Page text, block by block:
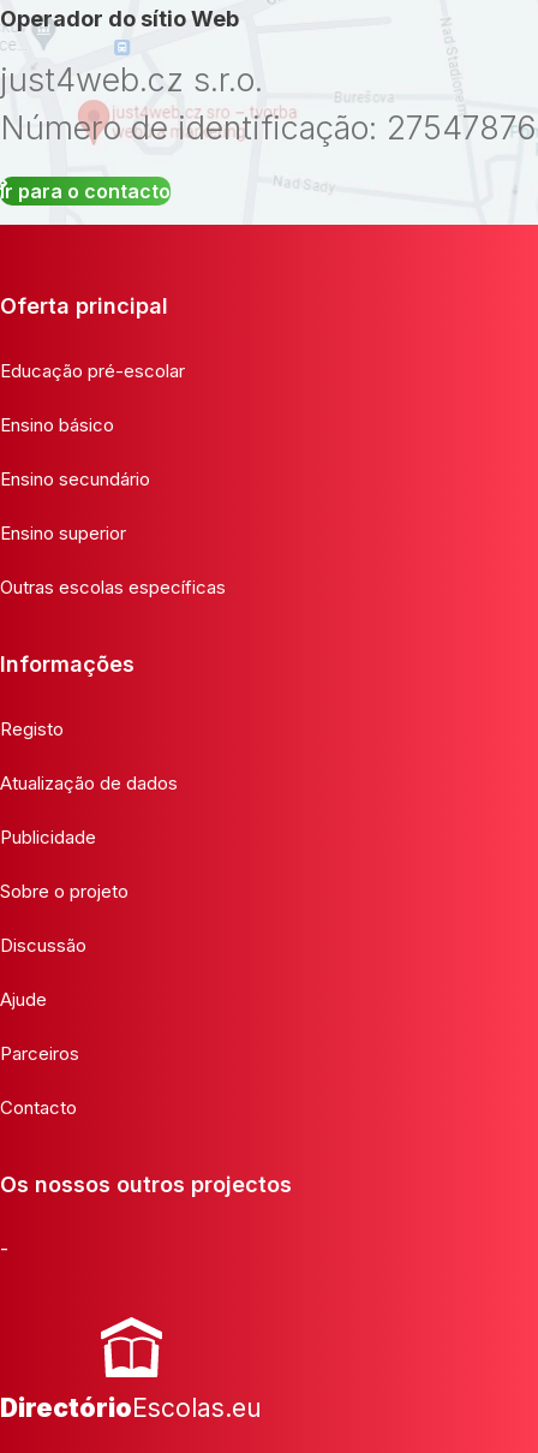
Operador do sítio Web
just4web.cz s.r.o.
Número de identificação: 27547876
Ir para o contacto
Oferta principal
Educação pré-escolar
Ensino básico
Ensino secundário
Ensino superior
Outras escolas específicas
Informações
Registo
Atualização de dados
Publicidade
Sobre o projeto
Discussão
Ajude
Parceiros
Contacto
Os nossos outros projectos
-
DirectórioEscolas.eu